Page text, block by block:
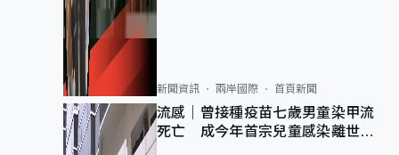
新聞資訊 兩岸國際 首頁新聞
流感｜曾接種疫苗七歲男童染甲流
死亡 成今年首宗兒童感染離世個